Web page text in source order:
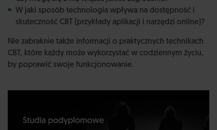
W jaki sposób technologia wpływa na dostępność i
skuteczność CBT (przykłady aplikacji i narzędzi online)?
Nie zabraknie także informacji o praktycznych technikach
CBT, które każdy może wykorzystać w codziennym życiu,
by poprawić swoje funkcjonowanie.